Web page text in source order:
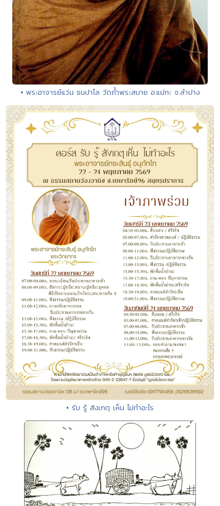
• พระอาจารย์แว่น ธนปาโล วัดถ้ำพระสบาย อ.แม่ทะ จ.ลำปาง
• รับ รู้ สังเกตุ เห็น ไม่ทำอะไร